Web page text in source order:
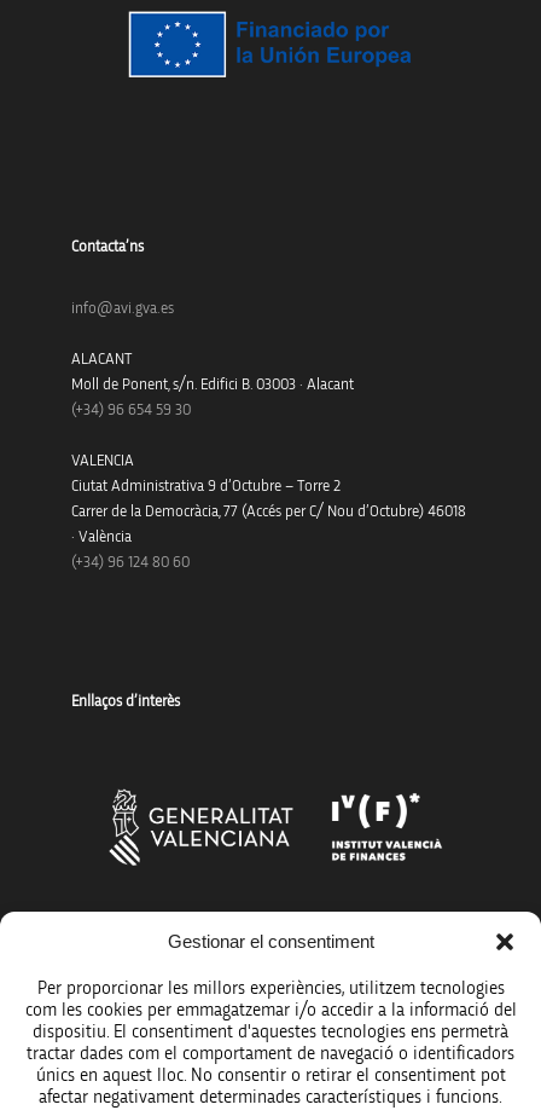
Gestionar el consentiment
Per proporcionar les millors experiències, utilitzem tecnologies
com les cookies per emmagatzemar i/o accedir a la informació del
dispositiu. El consentiment d'aquestes tecnologies ens permetrà
tractar dades com el comportament de navegació o identificadors
únics en aquest lloc. No consentir o retirar el consentiment pot
afectar negativament determinades característiques i funcions.
Contacta’ns
info@avi.gva.es
ALACANT
Moll de Ponent, s/n. Edifici B. 03003 · Alacant
(+34) 96 654 59 30
VALENCIA
Ciutat Administrativa 9 d’Octubre – Torre 2
Carrer de la Democràcia, 77 (Accés per C/ Nou d’Octubre) 46018
· València
(+34) 96 124 80 60
Enllaços d’interès
Més organismes de suport a la innovació
Avís legal